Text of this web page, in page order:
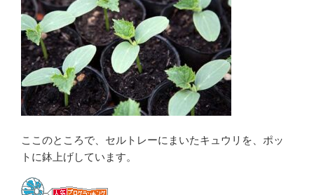
ここのところで、セルトレーにまいたキュウリを、ポッ
トに鉢上げしています。